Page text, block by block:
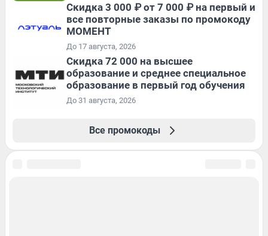
Скидка 3 000 ₽ от 7 000 ₽ на первый и
все повторные заказы по промокоду
МОМЕНТ
До 17 августа, 2026
Скидка 72 000 на высшее
образование и среднее специальное
образование в первый год обучения
До 31 августа, 2026
Все промокоды